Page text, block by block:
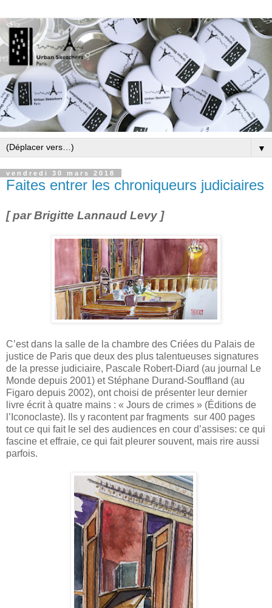
▼
vendredi 30 mars 2018
Faites entrer les chroniqueurs judiciaires
[ par Brigitte Lannaud Levy ]
C’est dans la salle de la chambre des Criées du Palais de
justice de Paris que deux des plus talentueuses signatures
de la presse judiciaire, Pascale Robert-Diard (au journal Le
Monde depuis 2001) et Stéphane Durand-Souffland (au
Figaro depuis 2002), ont choisi de présenter leur dernier
livre écrit à quatre mains : « Jours de crimes » (Éditions de
l’Iconoclaste). Ils y racontent par fragments sur 400 pages
tout ce qui fait le sel des audiences en cour d’assises: ce qui
fascine et effraie, ce qui fait pleurer souvent, mais rire aussi
parfois.